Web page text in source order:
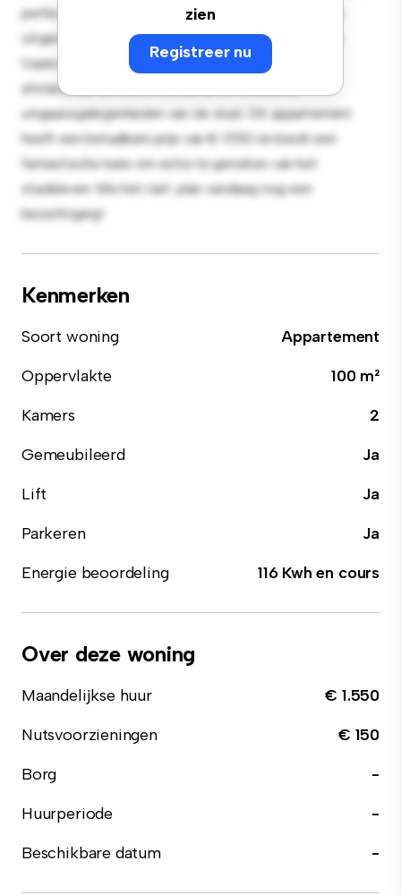
zien
Registreer nu
perfect voor entertainment en de strakke keuken is
uitgerust met hoogwaardige apparatuur. Dankzij de
toplocatie bevind je je op slechts een steenworp
afstand van de beste restaurants, winkels en
uitgaansgelegenheden van de stad. Dit appartement
heeft een betaalbare prijs van € 1.550 en biedt een
fantastische kans om extra te genieten van het
stadsleven. Mis het niet: plan vandaag nog een
bezichtiging!
Kenmerken
Soort woning
Appartement
Oppervlakte
100 m²
Kamers
2
Gemeubileerd
Ja
Lift
Ja
Parkeren
Ja
Energie beoordeling
116 Kwh en cours
Over deze woning
Maandelijkse huur
€ 1.550
Nutsvoorzieningen
€ 150
Borg
-
Huurperiode
-
Beschikbare datum
-